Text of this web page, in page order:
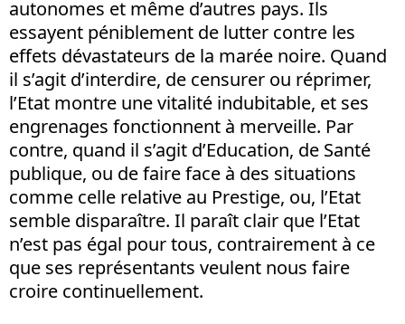
autonomes et même d’autres pays. Ils
essayent péniblement de lutter contre les
effets dévastateurs de la marée noire. Quand
il s’agit d’interdire, de censurer ou réprimer,
l’Etat montre une vitalité indubitable, et ses
engrenages fonctionnent à merveille. Par
contre, quand il s’agit d’Education, de Santé
publique, ou de faire face à des situations
comme celle relative au Prestige, ou, l’Etat
semble disparaître. Il paraît clair que l’Etat
n’est pas égal pour tous, contrairement à ce
que ses représentants veulent nous faire
croire continuellement.